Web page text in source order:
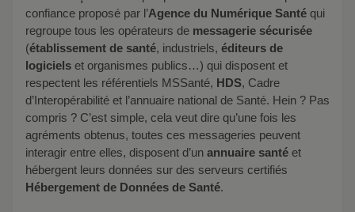
confiance proposé par l’Agence du Numérique Santé qui
regroupe tous les opérateurs de messagerie sécurisée
(établissement de santé, industriels, éditeurs de
logiciels et organismes publics…) qui disposent et
respectent les référentiels MSSanté, HDS, Cadre
d’Interopérabilité et l’annuaire national de Santé. Hein ? Pas
compris ? C’est simple, cela veut dire qu’une fois les
agréments obtenus, toutes ces messageries peuvent
interagir entre elles, disposent d’un annuaire santé et
hébergent leurs données sur des serveurs certifiés
Hébergement de Données de Santé.